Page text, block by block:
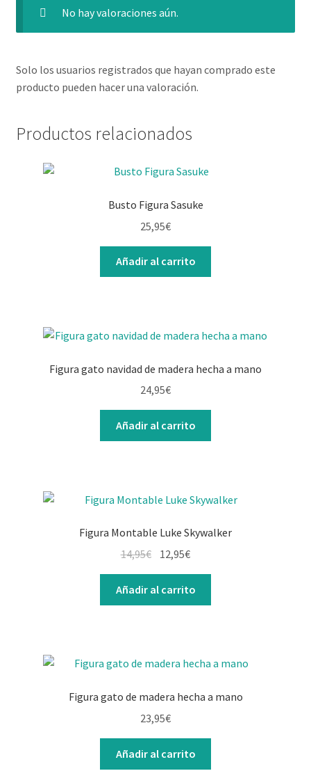
No hay valoraciones aún.
Solo los usuarios registrados que hayan comprado este
producto pueden hacer una valoración.
Productos relacionados
Busto Figura Sasuke
25,95€
Añadir al carrito
Figura gato navidad de madera hecha a mano
24,95€
Añadir al carrito
Figura Montable Luke Skywalker
14,95€ El
precio
original
era:
12,95€El
precio
actual
es:
Añadir al carrito
Figura gato de madera hecha a mano
23,95€
Añadir al carrito